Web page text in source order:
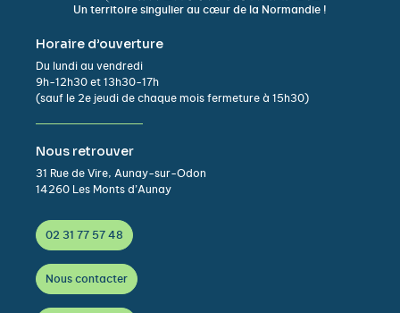
Un territoire singulier au cœur de la Normandie !
Horaire d’ouverture
Du lundi au vendredi
9h-12h30 et 13h30-17h
(sauf le 2e jeudi de chaque mois fermeture à 15h30)
Nous retrouver
31 Rue de Vire, Aunay-sur-Odon
14260 Les Monts d’Aunay
02 31 77 57 48
Nous contacter